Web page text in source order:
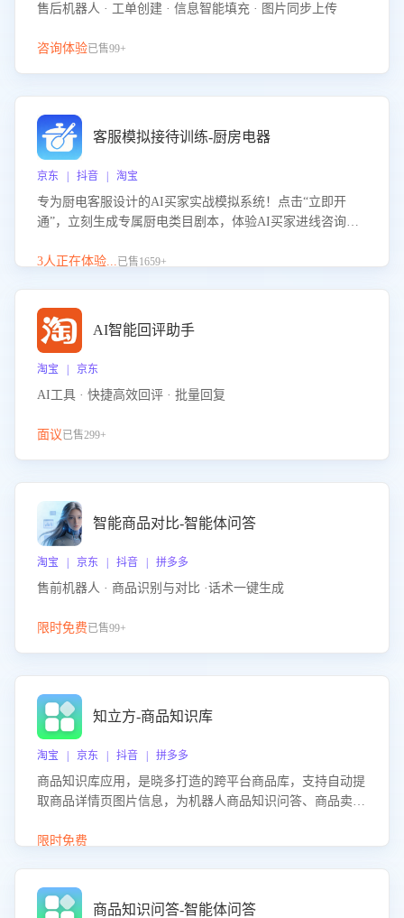
售后机器人 · 工单创建 · 信息智能填充 · 图片同步上传
咨询体验已售99+
客服模拟接待训练-厨房电器
京东 | 抖音 | 淘宝
专为厨电客服设计的AI买家实战模拟系统！点击“立即开
通”，立刻生成专属厨电类目剧本，体验AI买家进线咨询真
实场景应对技巧！
3人正在体验...已售1659+
AI智能回评助手
淘宝 | 京东
AI工具 · 快捷高效回评 · 批量回复
面议已售299+
智能商品对比-智能体问答
淘宝 | 京东 | 抖音 | 拼多多
售前机器人 · 商品识别与对比 ·话术一键生成
限时免费已售99+
知立方-商品知识库
淘宝 | 京东 | 抖音 | 拼多多
商品知识库应用，是晓多打造的跨平台商品库，支持自动提
取商品详情页图片信息，为机器人商品知识问答、商品卖点
限时免费
商品知识问答-智能体问答